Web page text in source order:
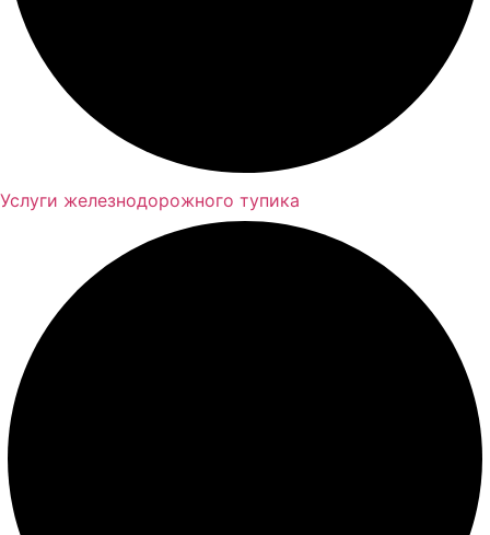
Услуги железнодорожного тупика